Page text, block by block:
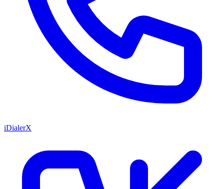
iDialerX